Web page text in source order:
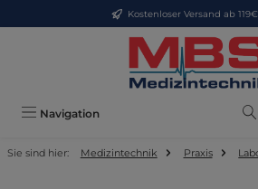
Zum Hauptinhalt springenKostenloser Versand ab
Navigation
Sie sind hier: Medizintechnik Praxis